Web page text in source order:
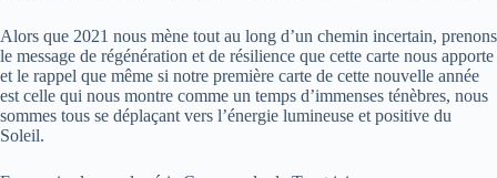
Alors que 2021 nous mène tout au long d’un chemin incertain, prenons
le message de régénération et de résilience que cette carte nous apporte
et le rappel que même si notre première carte de cette nouvelle année
est celle qui nous montre comme un temps d’immenses ténèbres, nous
sommes tous se déplaçant vers l’énergie lumineuse et positive du
Soleil.